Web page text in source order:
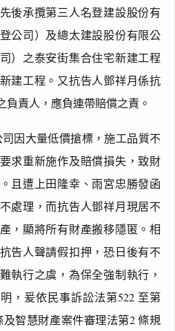
後承攬第三人名登建設股份有
公司）及總太建設股份有限公
）之泰安街集合住宅新建工程
建工程。又抗告人鄧祥月係抗
負責人，應負連帶賠償之責。
因大量低價搶標，施工品質不
求重新施作及賠償損失，致財
且遭上田隆幸、雨宮忠勝發函
處理，而抗告人鄧祥月現居不
，顯將所有財產搬移隱匿。相
告人聲請假扣押，恐日後有不
執行之虞，為保全強制執行，
，爰依民事訴訟法第522 至第
及智慧財產案件審理法第2 條規